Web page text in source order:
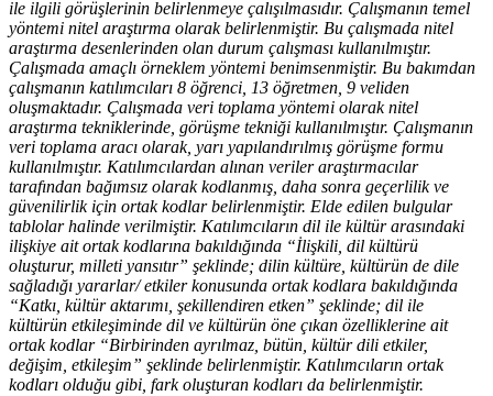
ile ilgili görüşlerinin belirlenmeye çalışılmasıdır. Çalışmanın temel
yöntemi nitel araştırma olarak belirlenmiştir. Bu çalışmada nitel
araştırma desenlerinden olan durum çalışması kullanılmıştır.
Çalışmada amaçlı örneklem yöntemi benimsenmiştir. Bu bakımdan
çalışmanın katılımcıları 8 öğrenci, 13 öğretmen, 9 veliden
oluşmaktadır. Çalışmada veri toplama yöntemi olarak nitel
araştırma tekniklerinde, görüşme tekniği kullanılmıştır. Çalışmanın
veri toplama aracı olarak, yarı yapılandırılmış görüşme formu
kullanılmıştır. Katılımcılardan alınan veriler araştırmacılar
tarafından bağımsız olarak kodlanmış, daha sonra geçerlilik ve
güvenilirlik için ortak kodlar belirlenmiştir. Elde edilen bulgular
tablolar halinde verilmiştir. Katılımcıların dil ile kültür arasındaki
ilişkiye ait ortak kodlarına bakıldığında “İlişkili, dil kültürü
oluşturur, milleti yansıtır” şeklinde; dilin kültüre, kültürün de dile
sağladığı yararlar/ etkiler konusunda ortak kodlara bakıldığında
“Katkı, kültür aktarımı, şekillendiren etken” şeklinde; dil ile
kültürün etkileşiminde dil ve kültürün öne çıkan özelliklerine ait
ortak kodlar “Birbirinden ayrılmaz, bütün, kültür dili etkiler,
değişim, etkileşim” şeklinde belirlenmiştir. Katılımcıların ortak
kodları olduğu gibi, fark oluşturan kodları da belirlenmiştir.